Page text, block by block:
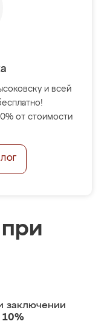
и всей
от стоимости
заключении
10%